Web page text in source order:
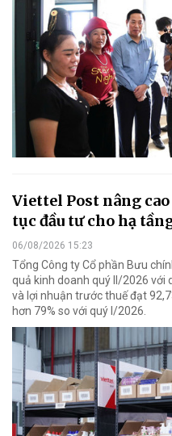
Viettel Post nâng
tục đầu tư cho hạ
06/08/2026 15:23
Tổng Công ty Cổ phần Bưu
quả kinh doanh quý II/2026 với
và lợi nhuận trước thuế đạt
hơn 79% so với quý I/2026.